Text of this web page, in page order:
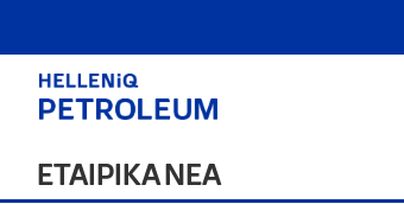
ΕΤΑΙΡΙΚΑ ΝΕΑ